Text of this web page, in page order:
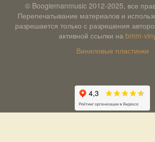
© Boogiemanmusic 2012-2025, все
Перепечатывание материалов и
разрешается только с разрешения
активной ссылки на bmm-
Виниловые пластинки